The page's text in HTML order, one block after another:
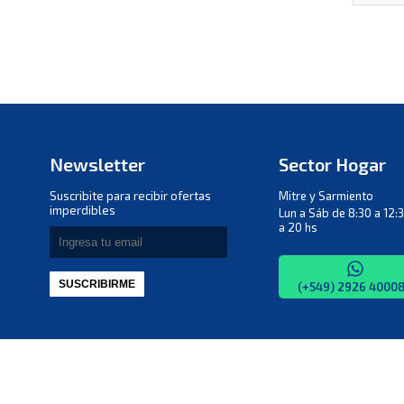
Newsletter
Suscribite para recibir ofertas
imperdibles
SUSCRIBIRME
Sector Hogar
Mitre y Sarmiento
Lun a Sáb de 8:30 a
a 20 hs
(+549) 2926